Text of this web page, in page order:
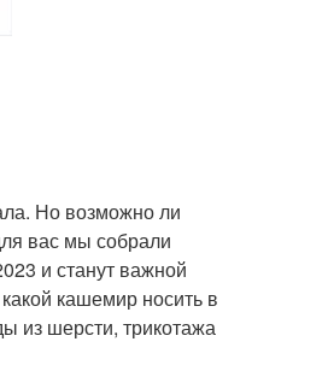
Но возможно ли
вас мы собрали
и станут важной
кашемир носить в
из шерсти, трикотажа